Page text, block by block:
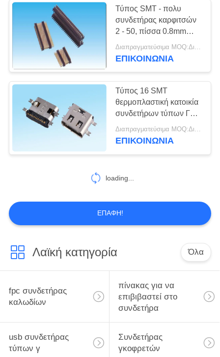
συνδετήρας καρτών
μνήμης
9
συνδετήρας
6
FFC Flat Cable
14
Τύπος SMT - πολυ
συνδετήρας καρφιτσών
2 - 50, πίσσα 0.8mm
συνδετήρων καρφιτσών
σωστής γωνίας
Διαπραγματεύσιμα MOQ:Διαπραγματεύσιμο
ΕΠΙΚΟΙΝΩΝΙΑ
Τύπος 16 SMT
θερμοπλαστική κατοικία
συνδετήρων τύπων Γ
καρφιτσών USB στο
γρήγορο καλώδιο
Διαπραγματεύσιμα MOQ:Διαπραγματεύσιμο
ΕΠΙΚΟΙΝΩΝΙΑ
loading...
ΕΠΑΦΉ!
Λαϊκή κατηγορία Όλα
fpc συνδετήρας
καλωδίων
πίνακας για να
επιβιβαστεί στο
συνδετήρα
usb συνδετήρας
τύπων γ
Συνδετήρας
γκοφρετών